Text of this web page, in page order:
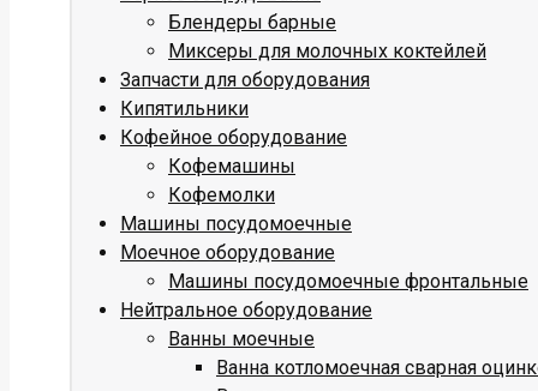
Блендеры барные
Миксеры для молочных коктейлей
Запчасти для оборудования
Кипятильники
Кофейное оборудование
Кофемашины
Кофемолки
Машины посудомоечные
Моечное оборудование
Машины посудомоечные фронтальные
Нейтральное оборудование
Ванны моечные
Ванна котломоечная сварная